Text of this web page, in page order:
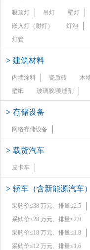
吸顶灯 吊灯
壁灯
嵌入灯（射灯）
灯泡
灯管
> 建筑材料
内墙涂料 瓷质砖
木
壁纸
玻璃胶/美缝剂
> 存储设备
网络存储设备
> 载货汽车
皮卡车
> 轿车（含新能源汽车）
采购价≤38 万元、排量≤2.5
采购价≤28 万元、排量≤2.0
采购价≤18 万元、排量≤1.8
采购价≤12 万元、排量≤1.6